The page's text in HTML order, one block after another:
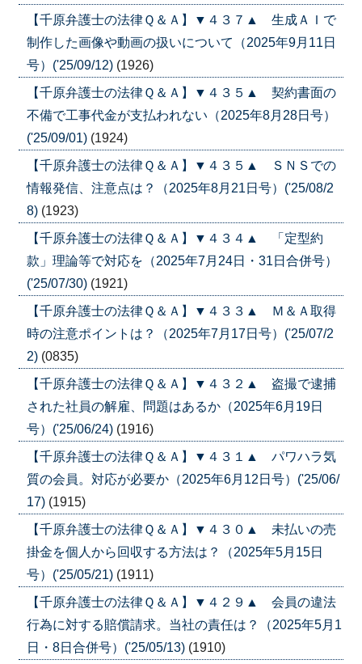
【千原弁護士の法律Ｑ＆Ａ】▼４３７▲ 生成ＡＩで
制作した画像や動画の扱いについて（2025年9月11日
号）('25/09/12) (1926)
【千原弁護士の法律Ｑ＆Ａ】▼４３５▲ 契約書面の
不備で工事代金が支払われない（2025年8月28日号）
('25/09/01) (1924)
【千原弁護士の法律Ｑ＆Ａ】▼４３５▲ ＳＮＳでの
情報発信、注意点は？（2025年8月21日号）('25/08/2
8) (1923)
【千原弁護士の法律Ｑ＆Ａ】▼４３４▲ 「定型約
款」理論等で対応を（2025年7月24日・31日合併号）
('25/07/30) (1921)
【千原弁護士の法律Ｑ＆Ａ】▼４３３▲ Ｍ＆Ａ取得
時の注意ポイントは？（2025年7月17日号）('25/07/2
2) (0835)
【千原弁護士の法律Ｑ＆Ａ】▼４３２▲ 盗撮で逮捕
された社員の解雇、問題はあるか（2025年6月19日
号）('25/06/24) (1916)
【千原弁護士の法律Ｑ＆Ａ】▼４３１▲ パワハラ気
質の会員。対応が必要か（2025年6月12日号）('25/06/
17) (1915)
【千原弁護士の法律Ｑ＆Ａ】▼４３０▲ 未払いの売
掛金を個人から回収する方法は？（2025年5月15日
号）('25/05/21) (1911)
【千原弁護士の法律Ｑ＆Ａ】▼４２９▲ 会員の違法
行為に対する賠償請求。当社の責任は？（2025年5月1
日・8日合併号）('25/05/13) (1910)